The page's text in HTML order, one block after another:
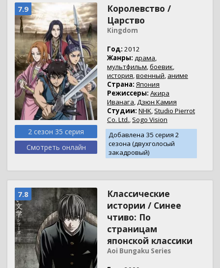
7.9
2 сезон 35 серия
Смотреть онлайн
Королевство /
Царство
Kingdom
Год: 2012
Жанры: драма,
мультфильм,боевик,
история,военный, аниме
Страна: Япония
Режиссеры: Акира
Иванага,Дзюн Камия
Студии: NHK,Studio Pierrot
Co. Ltd.,Sogo Vision
Добавлена 35 серия 2
сезона (двухголосый
закадровый)
7.8
Классические
истории / Синее
чтиво: По
страницам
японской классики
Aoi Bungaku Series